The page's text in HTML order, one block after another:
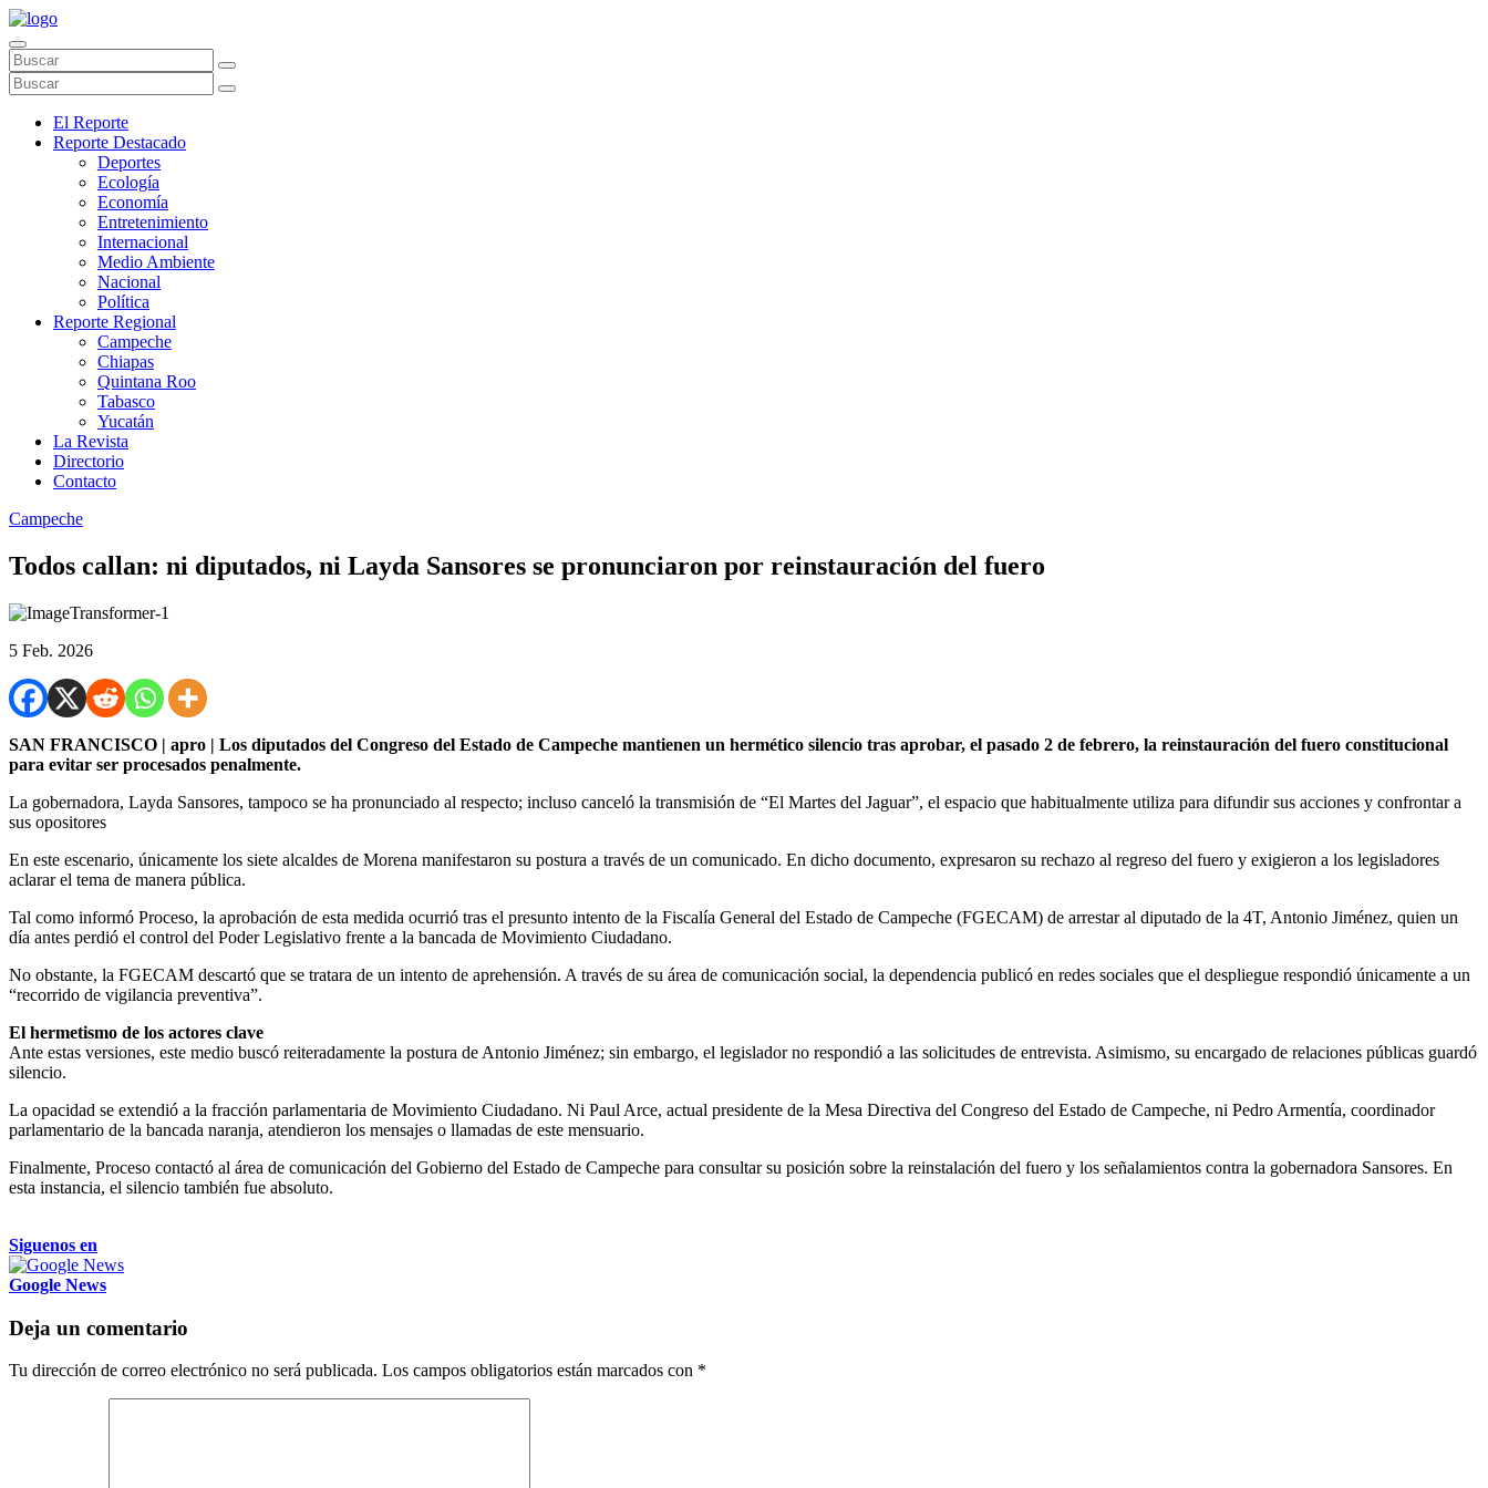
El Reporte
Reporte Destacado
Deportes
Ecología
Economía
Entretenimiento
Internacional
Medio Ambiente
Nacional
Política
Reporte Regional
Campeche
Chiapas
Quintana Roo
Tabasco
Yucatán
La Revista
Directorio
Contacto
Campeche
Todos callan: ni diputados, ni Layda Sansores se pronunciaron por reinstauración del fuero
5 Feb. 2026
SAN FRANCISCO | apro | Los diputados del Congreso del Estado de Campeche mantienen un hermético silencio tras aprobar, el pasado 2 de febrero, la reinstauración del fuero constitucional
para evitar ser procesados penalmente.
La gobernadora, Layda Sansores, tampoco se ha pronunciado al respecto; incluso canceló la transmisión de “El Martes del Jaguar”, el espacio que habitualmente utiliza para difundir sus acciones y confrontar a
sus opositores
En este escenario, únicamente los siete alcaldes de Morena manifestaron su postura a través de un comunicado. En dicho documento, expresaron su rechazo al regreso del fuero y exigieron a los legisladores
aclarar el tema de manera pública.
Tal como informó Proceso, la aprobación de esta medida ocurrió tras el presunto intento de la Fiscalía General del Estado de Campeche (FGECAM) de arrestar al diputado de la 4T, Antonio Jiménez, quien un
día antes perdió el control del Poder Legislativo frente a la bancada de Movimiento Ciudadano.
No obstante, la FGECAM descartó que se tratara de un intento de aprehensión. A través de su área de comunicación social, la dependencia publicó en redes sociales que el despliegue respondió únicamente a un
“recorrido de vigilancia preventiva”.
El hermetismo de los actores clave
Ante estas versiones, este medio buscó reiteradamente la postura de Antonio Jiménez; sin embargo, el legislador no respondió a las solicitudes de entrevista. Asimismo, su encargado de relaciones públicas guardó
silencio.
La opacidad se extendió a la fracción parlamentaria de Movimiento Ciudadano. Ni Paul Arce, actual presidente de la Mesa Directiva del Congreso del Estado de Campeche, ni Pedro Armentía, coordinador
parlamentario de la bancada naranja, atendieron los mensajes o llamadas de este mensuario.
Finalmente, Proceso contactó al área de comunicación del Gobierno del Estado de Campeche para consultar su posición sobre la reinstalación del fuero y los señalamientos contra la gobernadora Sansores. En
esta instancia, el silencio también fue absoluto.
Siguenos en
Google News
Deja un comentario
Tu dirección de correo electrónico no será publicada. Los campos obligatorios están marcados con *